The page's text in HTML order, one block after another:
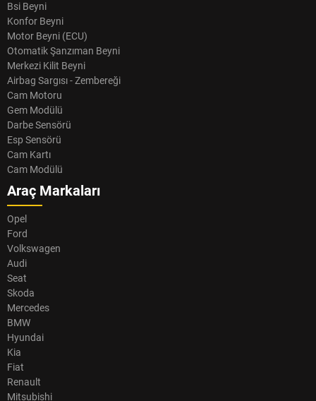
Bsi Beyni
Konfor Beyni
Motor Beyni (ECU)
Otomatik Şanzıman Beyni
Merkezi Kilit Beyni
Airbag Sargısı - Zembereği
Cam Motoru
Gem Modülü
Darbe Sensörü
Esp Sensörü
Cam Kartı
Cam Modülü
Araç Markaları
Opel
Ford
Volkswagen
Audi
Seat
Skoda
Mercedes
BMW
Hyundai
Kia
Fiat
Renault
Mitsubishi